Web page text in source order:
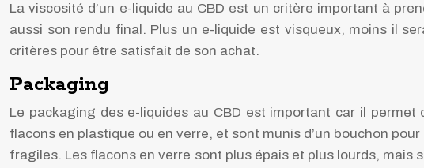
La viscosité d’un e-liquide au CBD est un critère important à
aussi son rendu final. Plus un e-liquide est visqueux, moins il
critères pour être satisfait de son achat.
Packaging
Le packaging des e-liquides au CBD est important car il
flacons en plastique ou en verre, et sont munis d’un bouchon
fragiles. Les flacons en verre sont plus épais et plus lourds,